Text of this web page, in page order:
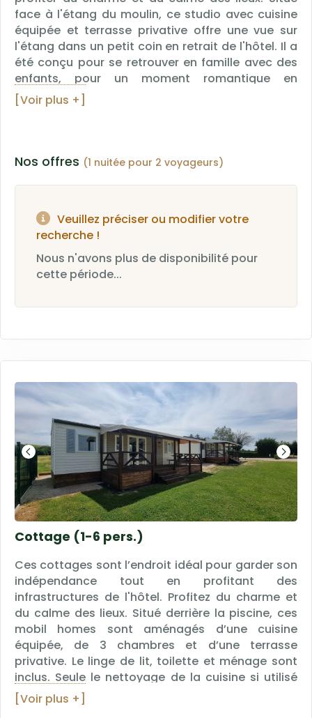
face à l'étang du moulin, ce studio avec cuisine
équipée et terrasse privative offre une vue sur
l'étang dans un petit coin en retrait de l'hôtel. Il a
été conçu pour se retrouver en famille avec des
enfants, pour un moment romantique en
amoureux, pour se retrouver entre amis le temps
d'un week-end... Il peut accueillir jusqu'à 6
musique via Bluetooth et enceintes intégrées. -
Extra Large de 180 cm + 1 lit double de 140 cm et 1
Grand placard mural -Coin séjour avec 1 TV écran
plat -Accès wifi gratuit. Équipements coin cuisine
: réfrigérateur, four électrique, four micro-ondes,
plaque à induction, vaisselle nécessaire pour 6
pain, cafetière filtre, (nettoyage du coin cuisine
cuisine à effectuer fait ou forfait ménage 50
[Voir plus +]
Nos offres (1 nuitée pour 2 voyageurs)
Veuillez préciser ou modifier votre
recherche !
Nous n'avons plus de disponibilité pour
cette période...
Cottage (1-6 pers.)
Ces cottages sont l’endroit idéal pour garder son
indépendance tout en profitant des
infrastructures de l'hôtel. Profitez du charme et
du calme des lieux. Situé derrière la piscine, ces
mobil homes sont aménagés d’une cuisine
équipée, de 3 chambres et d’une terrasse
privative. Le linge de lit, toilette et ménage sont
inclus. Seule le nettoyage de la cuisine si utilisé
reste à prévoir. Ils peuvent accueillir jusqu’à 6
personnes dans 35 mètres carrés et disposent de
[Voir plus +]